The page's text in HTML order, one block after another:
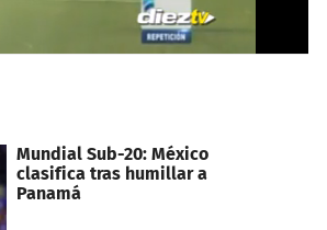
Mundial Sub-20: México
clasifica tras humillar a
Panamá